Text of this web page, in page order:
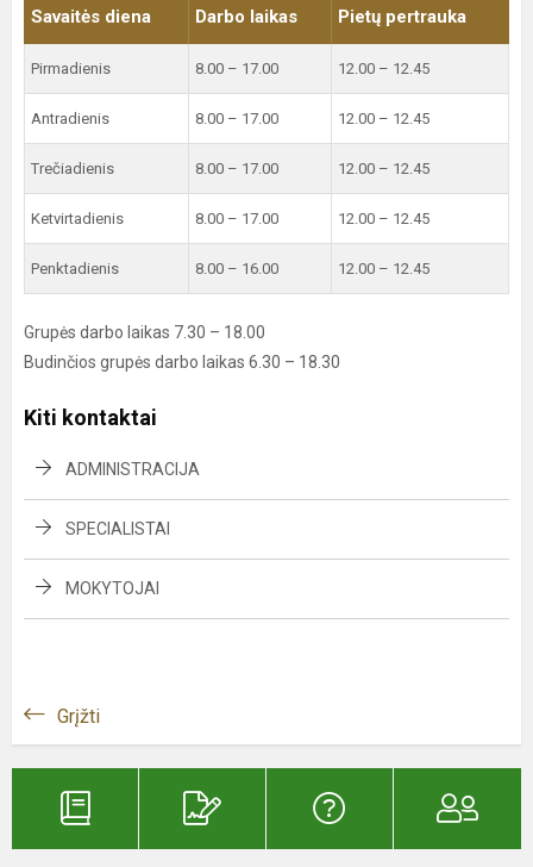
Savaitės diena Darbo laikas Pietų pertrauka
Pirmadienis 8.00 – 17.00 12.00 – 12.45
Antradienis 8.00 – 17.00 12.00 – 12.45
Trečiadienis 8.00 – 17.00 12.00 – 12.45
Ketvirtadienis 8.00 – 17.00 12.00 – 12.45
Penktadienis 8.00 – 16.00 12.00 – 12.45
Grupės darbo laikas 7.30 – 18.00
Budinčios grupės darbo laikas 6.30 – 18.30
Kiti kontaktai
ADMINISTRACIJA
SPECIALISTAI
MOKYTOJAI
Grįžti